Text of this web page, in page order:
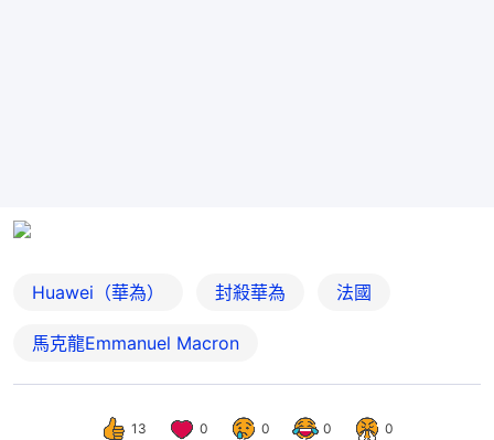
Huawei（華為） 封殺華為 法國
馬克龍Emmanuel Macron
13 0 0 0 0